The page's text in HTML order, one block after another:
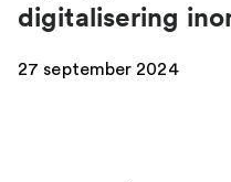
digitalisering
27 september 2024